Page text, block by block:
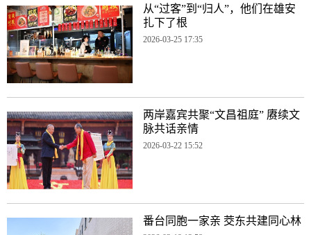
从“过客”到“归人”，他们在雄安
扎下了根
2026-03-25 17:35
两岸嘉宾共聚“文昌祖庭” 赓续文
脉共话亲情
2026-03-22 15:52
番台同胞一家亲 茭东共建同心林